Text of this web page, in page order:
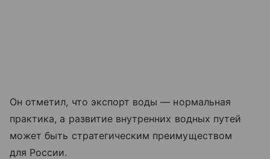
Он отметил, что экспорт воды — нормальная
практика, а развитие внутренних водных путей
может быть стратегическим преимуществом
для России.